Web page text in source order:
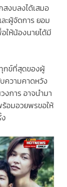
สงบลงได้เสมอ
ะผู้จัดการ ยอม
ให้น้องนายได้มี
กข์ที่สุดของผู้
วามคาดหวัง
งการ อาจนำมา
อมอวยพรขอให้